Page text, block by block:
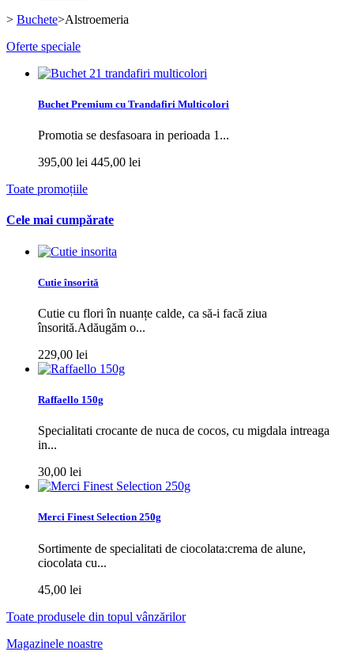
> Buchete>Alstroemeria
Oferte speciale
Buchet Premium cu Trandafiri Multicolori
Promotia se desfasoara in perioada 1...
395,00 lei 445,00 lei
Toate promoțiile
Cele mai cumpărate
Cutie însorită
Cutie cu flori în nuanțe calde, ca să-i facă ziua
însorită.Adăugăm o...
229,00 lei
Raffaello 150g
Specialitati crocante de nuca de cocos, cu migdala intreaga
in...
30,00 lei
Merci Finest Selection 250g
Sortimente de specialitati de ciocolata:crema de alune,
ciocolata cu...
45,00 lei
Toate produsele din topul vânzărilor
Magazinele noastre